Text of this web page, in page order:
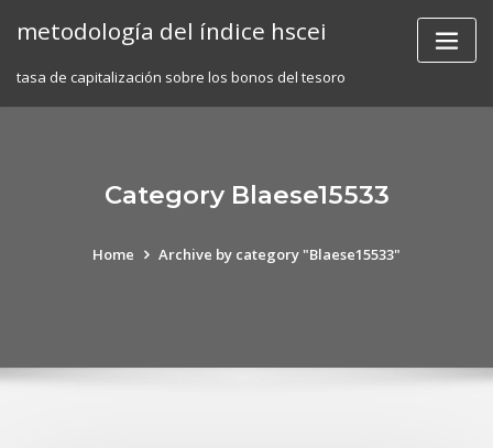
metodología del índice hscei
tasa de capitalización sobre los bonos del tesoro
Category Blaese15533
Home Archive by category "Blaese15533"